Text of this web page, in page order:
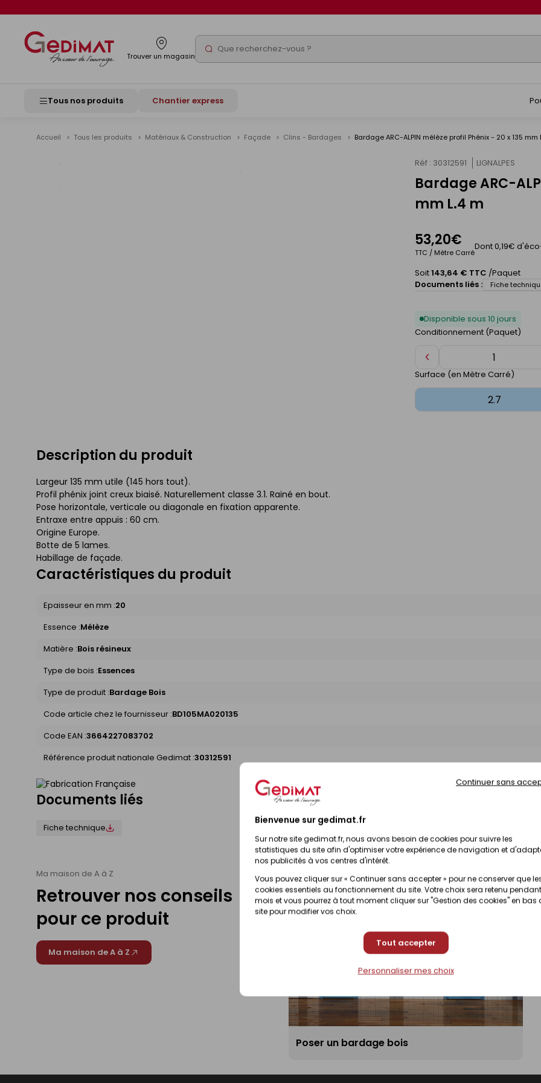
Bienvenue sur gedimat.fr
Sur notre site gedimat.fr, nous avons besoin de cookies pour suivre les
statistiques du site afin d'optimiser votre expérience de navigation et
nos publicités à vos centres d'intérêt.
Vous pouvez cliquer sur « Continuer sans accepter » pour ne conserver que
cookies essentiels au fonctionnement du site. Votre choix sera retenu pendant
mois et vous pourrez à tout moment cliquer sur "Gestion des cookies" en bas
site pour modifier vos choix.
Tout accepter
Continuer sans
Personnaliser mes choix
Trouver un magasin Rechercher
Tous nos produits Chantier express
Accueil Tous les produits Matériaux & Construction Façade Clins - Bardages Bardage ARC-ALPIN mélèze profil Phénix - 20 x 135 mm
Réf : 30312591 LIGNALPES
Bardage ARC-
mm L.4 m
53,20€
TTC / Mètre Carré
Dont 0,19€
Soit143,64 € TTC /Paquet
Documents liés :
Fiche
Disponible sous 10 jours
Conditionnement (Paquet)
Diminuer
de
Surface (en Mètre Carré)
Description du produit
Largeur 135 mm utile (145 hors tout).
Profil phénix joint creux biaisé. Naturellement classe 3.1. Rainé en bout.
Pose horizontale, verticale ou diagonale en fixation apparente.
Entraxe entre appuis : 60 cm.
Origine Europe.
Botte de 5 lames.
Habillage de façade.
Caractéristiques du produit
Epaisseur en mm :20
Essence :Mélèze
Matière :Bois résineux
Type de bois :Essences
Type de produit :Bardage Bois
Code article chez le fournisseur :BD105MA020135
Code EAN :3664227083702
Référence produit nationale Gedimat :30312591
Documents liés
Fiche technique
Ma maison de A à Z
Retrouver nos conseils
pour ce produit
Ma maison de A à Z
Poser un bardage bois